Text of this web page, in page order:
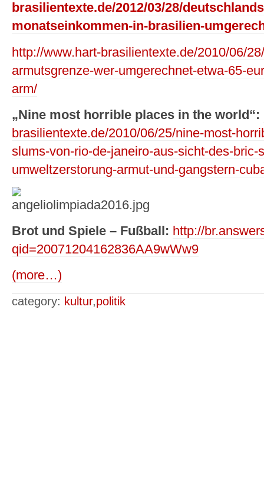
brasilientexte.de/2012/03/28/
monatseinkommen-in-brasilien-
http://www.hart-brasilientexte.de/2010/06/
armutsgrenze-wer-umgerechnet-etwa-65-
arm/
„Nine most horrible places in the world“:
brasilientexte.de/2010/06/25/nine-most-
slums-von-rio-de-janeiro-aus-sicht-des-
umweltzerstorung-armut-und-gangstern-
Brot und Spiele – Fußball: http://
qid=20071204162836AA9wWw9
(more…)
category: kultur,politik